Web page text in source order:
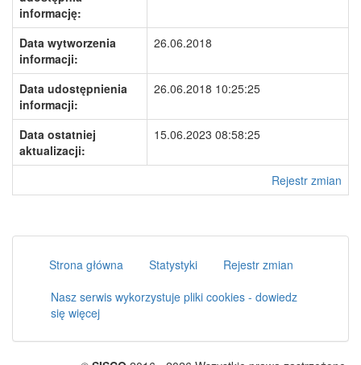
informację:
Data wytworzenia
informacji:
26.06.2018
Data udostępnienia
informacji:
26.06.2018 10:25:25
Data ostatniej
aktualizacji:
15.06.2023 08:58:25
Rejestr zmian
Strona główna Statystyki
Rejestr zmian
Nasz serwis wykorzystuje pliki cookies - dowiedz
się więcej